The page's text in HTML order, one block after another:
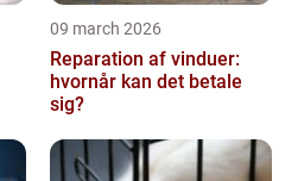
09 march 2026
Reparation af vinduer:
hvornår kan det betale
sig?